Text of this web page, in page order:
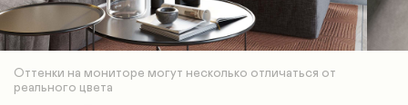
Оттенки на мониторе могут несколько отличаться от
реального цвета